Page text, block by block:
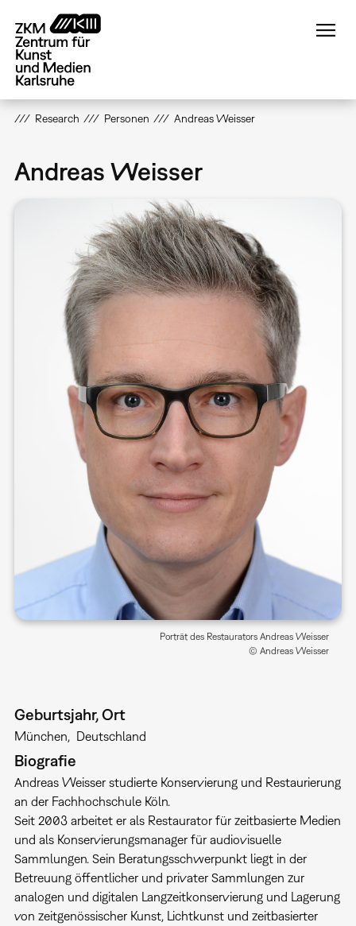
zum
Inhalt
Research Personen Andreas Weisser
Andreas Weisser
Porträt des Restaurators Andreas Weisser
© Andreas Weisser
Geburtsjahr, Ort
München Deutschland
Biografie
Andreas Weisser studierte Konservierung und Restaurierung
an der Fachhochschule Köln.
Seit 2003 arbeitet er als Restaurator für zeitbasierte Medien
und als Konservierungsmanager für audiovisuelle
Sammlungen. Sein Beratungsschwerpunkt liegt in der
Betreuung öffentlicher und privater Sammlungen zur
analogen und digitalen Langzeitkonservierung und Lagerung
von zeitgenössischer Kunst, Lichtkunst und zeitbasierter